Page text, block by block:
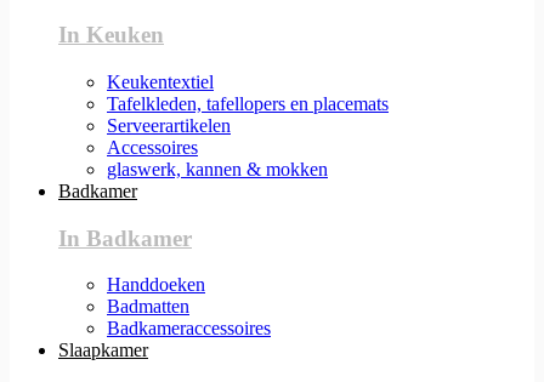
In Keuken
Keukentextiel
Tafelkleden, tafellopers en placemats
Serveerartikelen
Accessoires
glaswerk, kannen & mokken
Badkamer
In Badkamer
Handdoeken
Badmatten
Badkameraccessoires
Slaapkamer